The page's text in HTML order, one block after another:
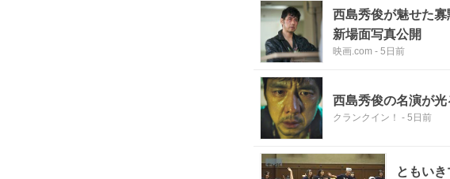
西島秀俊が魅せた
新場面写真公開
映画.com - 5日前
西島秀俊の名演が
クランクイン！ - 5日前
ともい